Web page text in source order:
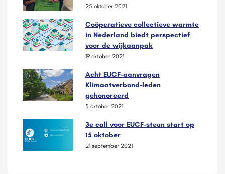
25 oktober 2021
Coöperatieve collectieve warmte
in Nederland biedt perspectief
voor de wijkaanpak
19 oktober 2021
Acht EUCF-aanvragen
Klimaatverbond-leden
gehonoreerd
5 oktober 2021
3e call voor EUCF-steun start op
15 oktober
21 september 2021